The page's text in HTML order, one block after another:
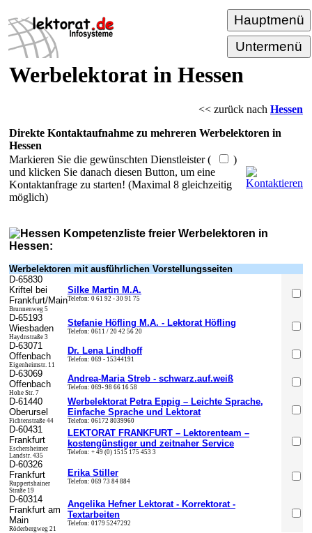
Hauptmenü
Untermenü
Werbelektorat in Hessen
<< zurück nach Hessen
Direkte Kontaktaufnahme zu mehreren Werbelektoren in
Hessen
Markieren Sie die gewünschten Dienstleister (
)
und klicken Sie danach diesen Button, um eine
Kontaktanfrage zu starten! (Maximal 8 gleichzeitig
möglich)
Kompetenzliste freier Werbelektoren in
Hessen:
Werbelektoren mit ausführlichen Vorstellungsseiten
D-65830
Kriftel bei
Frankfurt/Main
Brunnenweg 5
Silke Martin M.A.
Telefon: 0 61 92 - 30 91 75
D-65193
Wiesbaden
Haydnstraße 3
Stefanie Höfling M.A. - Lektorat Höfling
Telefon: 0611 / 20 42 56 20
D-63071
Offenbach
Eigenheimstr. 11
Dr. Lena Lindhoff
Telefon: 069 - 15344191
D-63069
Offenbach
Hohe Str. 7
Andrea-Maria Streb - schwarz.auf.weiß
Telefon: 069- 98 66 16 58
D-61440
Oberursel
Fichtenstraße 44
Werbelektorat Petra Eppig – Leichte Sprache,
Einfache Sprache und Lektorat
Telefon: 06172 8039960
D-60431
Frankfurt
Eschersheimer
Landstr. 435
LEKTORAT FRANKFURT – Lektorenteam –
kostengünstiger und zeitnaher Service
Telefon: + 49 (0) 1515 175 453 3
D-60326
Frankfurt
Ruppertshainer
Straße 19
Erika Stiller
Telefon: 069 73 84 884
D-60314
Frankfurt am
Main
Röderbergweg 21
Angelika Hefner Lektorat - Korrektorat -
Textarbeiten
Telefon: 0179 5247292